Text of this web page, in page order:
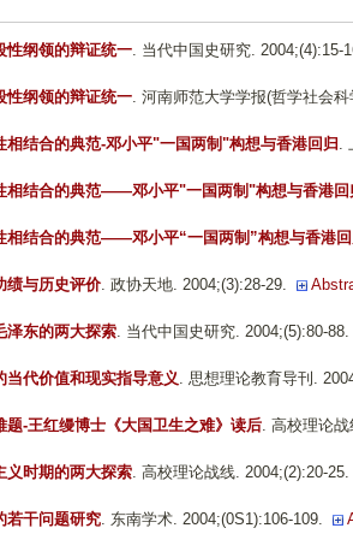
性纲领的辩证统一. 当代中国史研究. 2004;(4):15-
性纲领的辩证统一. 河南师范大学学报(哲学社会
相结合的典范-邓小平"一国两制"构想与香港回归 .
相结合的典范——邓小平"一国两制"构想与香港回
相结合的典范——邓小平“一国两制”构想与香港
绩与历史评价. 政协天地. 2004;(3):28-29.
泽东的两大探索. 当代中国史研究. 2004;(5):80-88.
当代价值和现实指导意义. 思想理论教育导刊.
题-王红缦博士《大国卫生之难》读后. 高校理论
义时期的两大探索. 高校理论战线. 2004;(2):20-25.
若干问题研究. 东南学术. 2004;(0S1):106-109.